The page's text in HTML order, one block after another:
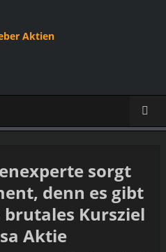
sorgt
denn es gibt
Kursziel
Aktie